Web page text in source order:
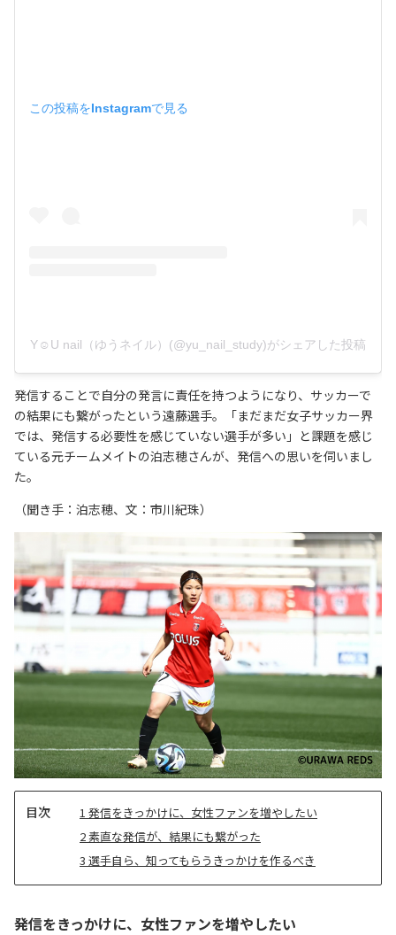
この投稿をInstagramで見る
Y☺︎U nail（ゆうネイル）(@yu_nail_study)がシェアした投稿
発信することで自分の発言に責任を持つようになり、サッカーで
の結果にも繋がったという遠藤選手。「まだまだ女子サッカー界
では、発信する必要性を感じていない選手が多い」と課題を感じ
ている元チームメイトの泊志穂さんが、発信への思いを伺いまし
た。
（聞き手：泊志穂、文：市川紀珠）
1 発信をきっかけに、女性ファンを増やしたい
2素直な発信が、結果にも繋がった
3 選手自ら、知ってもらうきっかけを作るべき
発信をきっかけに、女性ファンを増やしたい